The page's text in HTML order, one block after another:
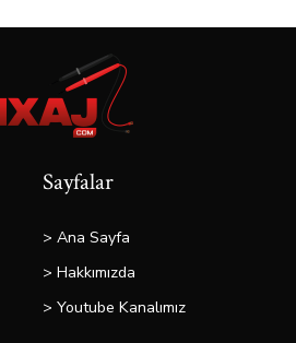
Sayfalar
> Ana Sayfa
> Hakkımızda
> Youtube Kanalımız